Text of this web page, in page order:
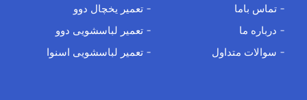
تماس باما
درباره ما
سوالات متداول
تعمیر یخچال دوو
تعمیر لباسشویی دوو
تعمیر لباسشویی اسنوا